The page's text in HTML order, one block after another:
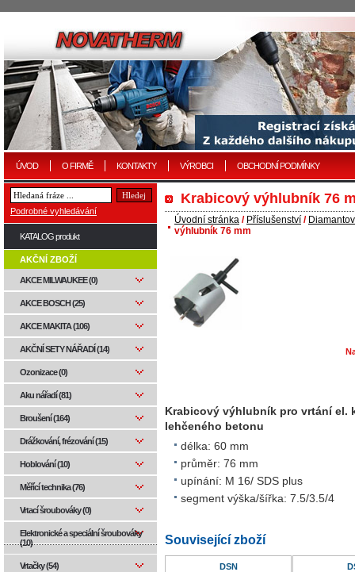
ÚVOD O FIRMĚ KONTAKTY VÝROBCI OBCHODNÍ PODMÍNKY
Krabicový výhlubník 76
Úvodní stránka / Příslušenství /
výhlubník 76 mm
Krabicový výhlubník pro vrtání el.
lehčeného betonu
délka: 60 mm
průměr: 76 mm
upínání: M 16/ SDS plus
segment výška/šířka: 7.5/3.5/4
Související zboží
DSN
Podrobné vyhledávání
KATALOG produkt
AKČNÍ ZBOŽÍ
AKCE MILWAUKEE (0)
AKCE BOSCH (25)
AKCE MAKITA (106)
AKČNÍ SETY NÁŘADÍ (14)
Ozonizace (0)
Aku nářadí (81)
Broušení (164)
Drážkování, frézování (15)
Hoblování (10)
Měřící technika (76)
Vrtací šroubováky (0)
Elektronické a speciální šroubováky
(10)
Vrtačky (54)